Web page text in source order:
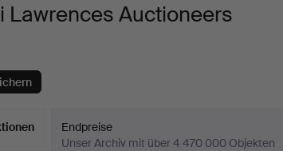
Lawrences Auctioneers
Endpreise
Unser Archiv mit über 4 470 000 Objekten